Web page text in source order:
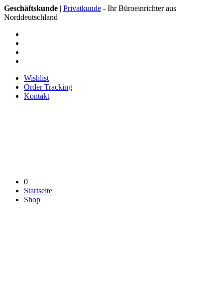
Geschäftskunde | Privatkunde - Ihr Büroeinrichter aus
Norddeutschland
Wishlist
Order Tracking
Kontakt
0
Startseite
Shop